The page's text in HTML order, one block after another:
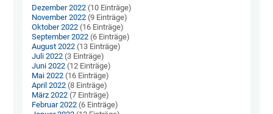
Dezember 2022 (10 Einträge)
November 2022 (9 Einträge)
Oktober 2022 (16 Einträge)
September 2022 (6 Einträge)
August 2022 (13 Einträge)
Juli 2022 (3 Einträge)
Juni 2022 (12 Einträge)
Mai 2022 (16 Einträge)
April 2022 (8 Einträge)
März 2022 (7 Einträge)
Februar 2022 (6 Einträge)